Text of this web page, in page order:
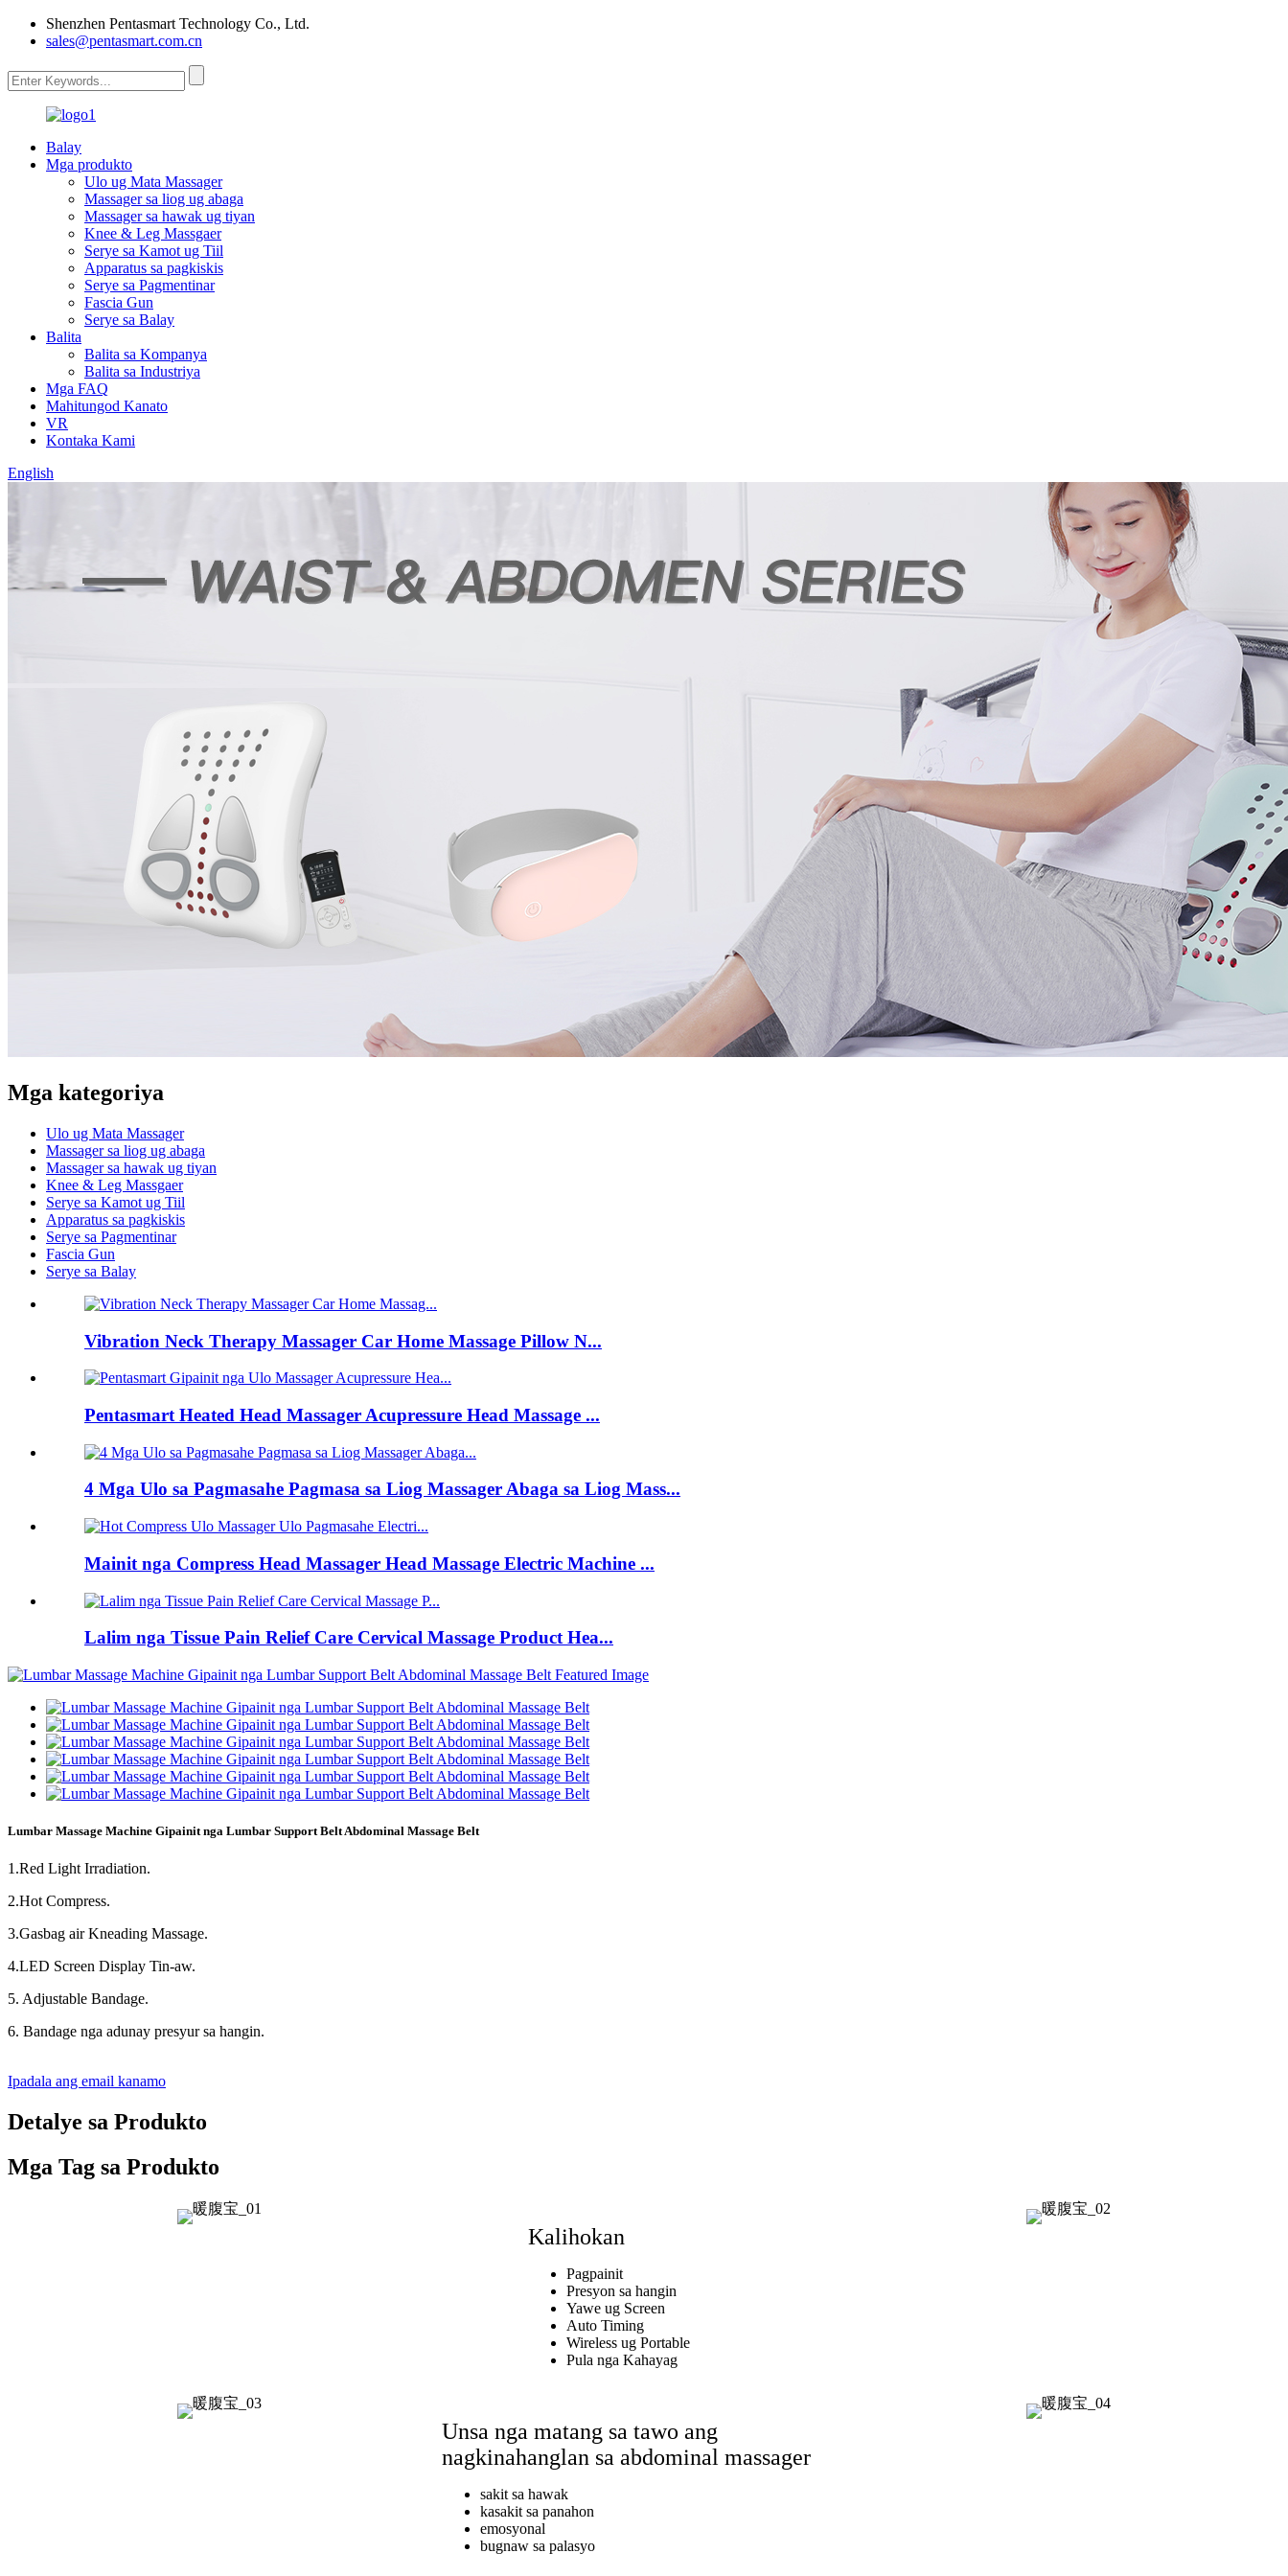
Shenzhen Pentasmart Technology Co., Ltd.
sales@pentasmart.com.cn
Balay
Mga produkto
Ulo ug Mata Massager
Massager sa liog ug abaga
Massager sa hawak ug tiyan
Knee & Leg Massgaer
Serye sa Kamot ug Tiil
Apparatus sa pagkiskis
Serye sa Pagmentinar
Fascia Gun
Serye sa Balay
Balita
Balita sa Kompanya
Balita sa Industriya
Mga FAQ
Mahitungod Kanato
VR
Kontaka Kami
English
Mga kategoriya
Ulo ug Mata Massager
Massager sa liog ug abaga
Massager sa hawak ug tiyan
Knee & Leg Massgaer
Serye sa Kamot ug Tiil
Apparatus sa pagkiskis
Serye sa Pagmentinar
Fascia Gun
Serye sa Balay
Vibration Neck Therapy Massager Car Home Massage Pillow N...
Pentasmart Heated Head Massager Acupressure Head Massage ...
4 Mga Ulo sa Pagmasahe Pagmasa sa Liog Massager Abaga sa Liog Mass...
Mainit nga Compress Head Massager Head Massage Electric Machine ...
Lalim nga Tissue Pain Relief Care Cervical Massage Product Hea...
Lumbar Massage Machine Gipainit nga Lumbar Support Belt Abdominal Massage Belt
1.Red Light Irradiation.
2.Hot Compress.
3.Gasbag air Kneading Massage.
4.LED Screen Display Tin-aw.
5. Adjustable Bandage.
6. Bandage nga adunay presyur sa hangin.
Ipadala ang email kanamo
Detalye sa Produkto
Mga Tag sa Produkto
Kalihokan
Pagpainit
Presyon sa hangin
Yawe ug Screen
Auto Timing
Wireless ug Portable
Pula nga Kahayag
Unsa nga matang sa tawo ang
nagkinahanglan sa abdominal massager
sakit sa hawak
kasakit sa panahon
emosyonal
bugnaw sa palasyo